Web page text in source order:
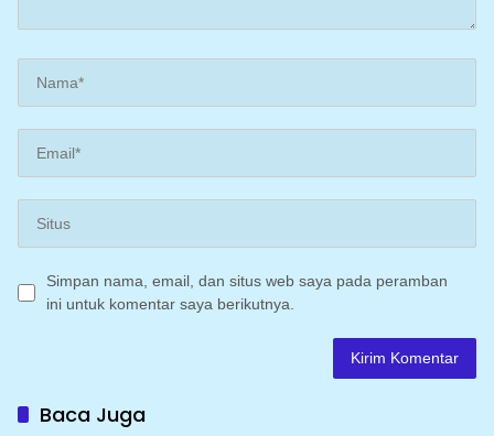
Simpan nama, email, dan situs web saya pada peramban
ini untuk komentar saya berikutnya.
Baca Juga